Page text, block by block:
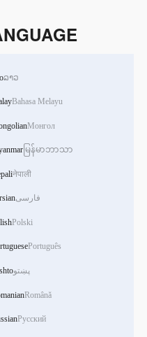
ລາວ
Bahasa Melayu
Монгол
မြန်မာဘာသာ
नेपाली
فارسی
Polski
Português
پښتو
Română
Русский